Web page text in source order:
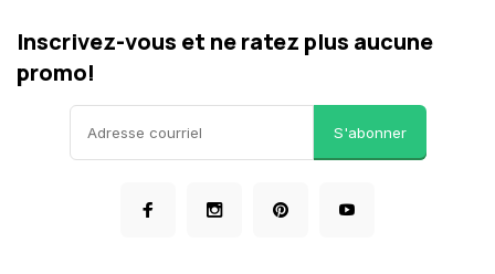
Inscrivez-vous et ne ratez plus aucune
promo!
S'abonner